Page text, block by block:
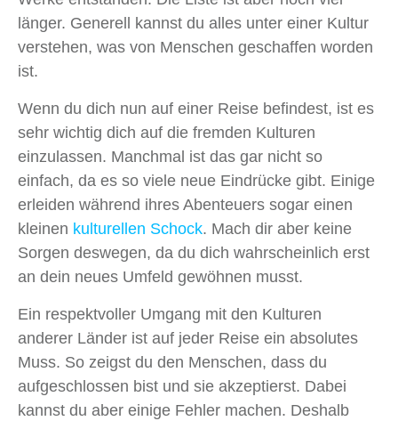
länger. Generell kannst du alles unter einer Kultur
verstehen, was von Menschen geschaffen worden
ist.
Wenn du dich nun auf einer Reise befindest, ist es
sehr wichtig dich auf die fremden Kulturen
einzulassen. Manchmal ist das gar nicht so
einfach, da es so viele neue Eindrücke gibt. Einige
erleiden während ihres Abenteuers sogar einen
kleinen kulturellen Schock. Mach dir aber keine
Sorgen deswegen, da du dich wahrscheinlich erst
an dein neues Umfeld gewöhnen musst.
Ein respektvoller Umgang mit den Kulturen
anderer Länder ist auf jeder Reise ein absolutes
Muss. So zeigst du den Menschen, dass du
aufgeschlossen bist und sie akzeptierst. Dabei
kannst du aber einige Fehler machen. Deshalb